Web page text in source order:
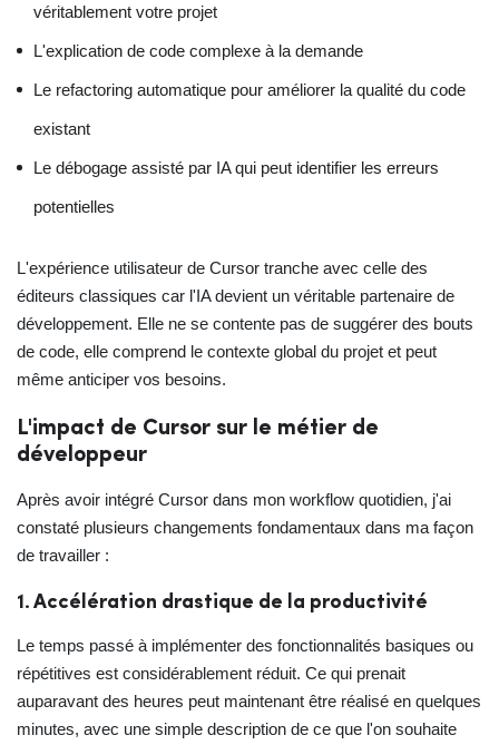
véritablement votre projet
L'explication de code complexe à la demande
Le refactoring automatique pour améliorer la qualité du code
existant
Le débogage assisté par IA qui peut identifier les erreurs
potentielles
L'expérience utilisateur de Cursor tranche avec celle des
éditeurs classiques car l'IA devient un véritable partenaire de
développement. Elle ne se contente pas de suggérer des bouts
de code, elle comprend le contexte global du projet et peut
même anticiper vos besoins.
L'impact de Cursor sur le métier de
développeur
Après avoir intégré Cursor dans mon workflow quotidien, j'ai
constaté plusieurs changements fondamentaux dans ma façon
de travailler :
1. Accélération drastique de la productivité
Le temps passé à implémenter des fonctionnalités basiques ou
répétitives est considérablement réduit. Ce qui prenait
auparavant des heures peut maintenant être réalisé en quelques
minutes, avec une simple description de ce que l'on souhaite